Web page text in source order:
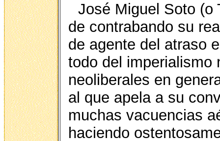
José Miguel Soto (o
de contrabando su
de agente del atraso
todo del imperialismo
neoliberales en
al que apela a su
muchas vacuencias
haciendo